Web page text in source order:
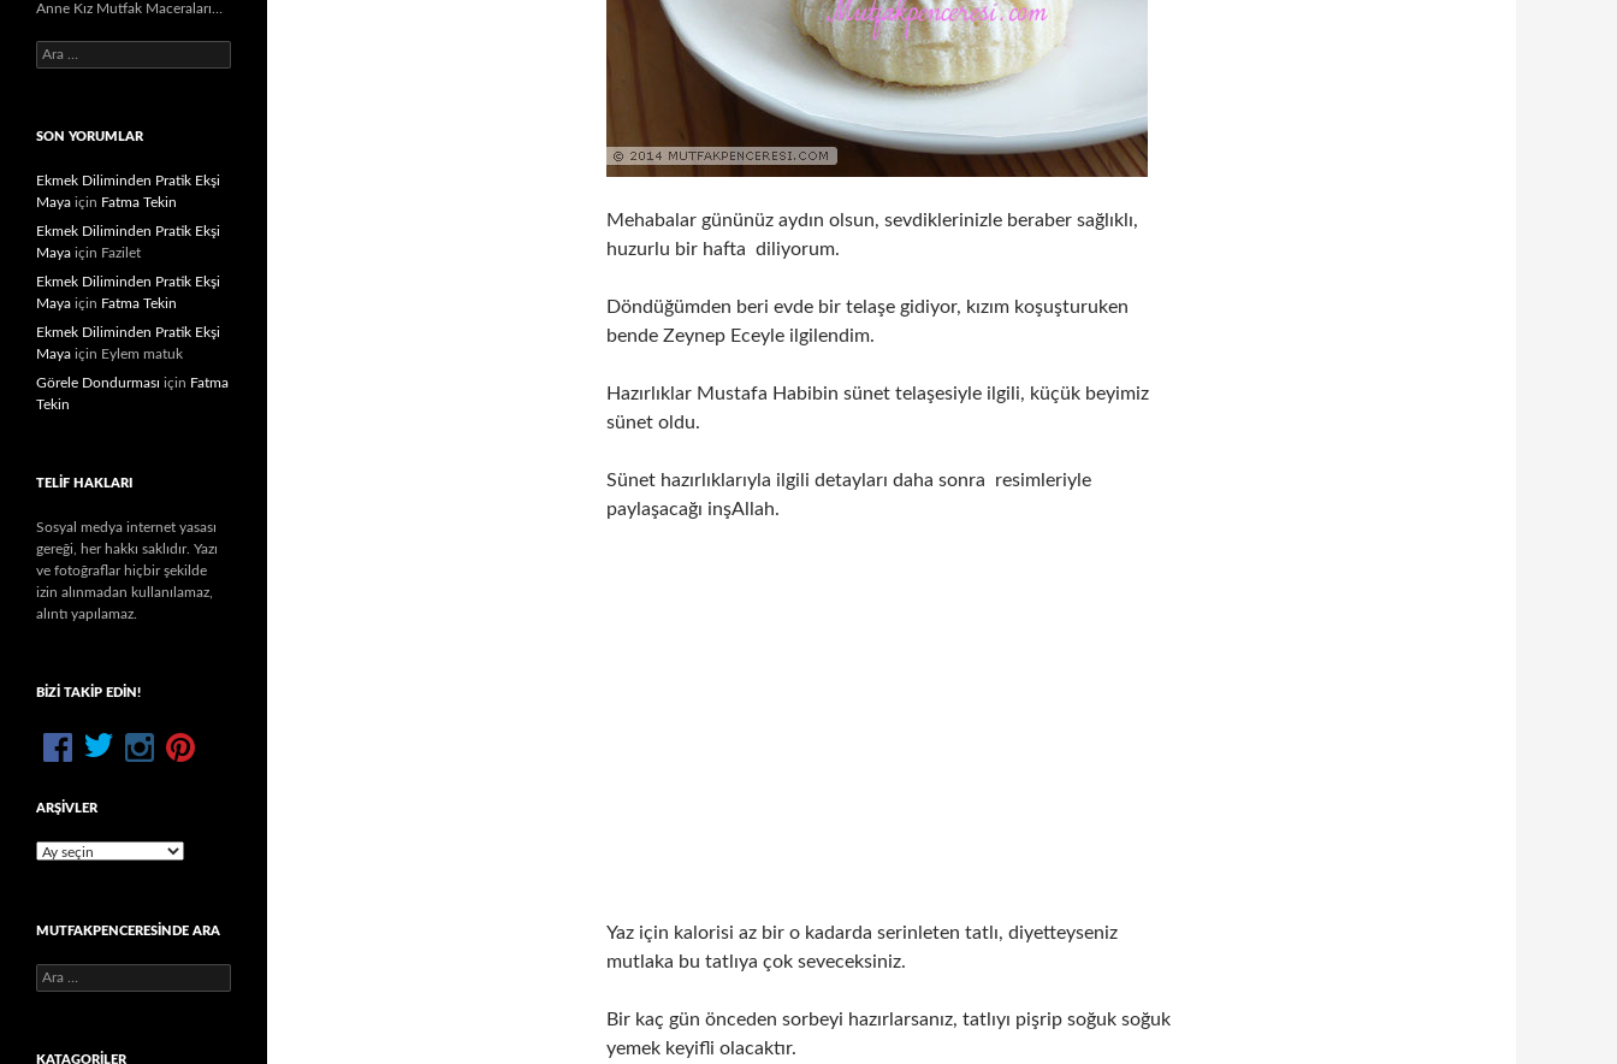
Mehabalar gününüz aydın olsun, sevdiklerinizle beraber sağlıklı,
huzurlu bir hafta diliyorum.
Döndüğümden beri evde bir telaşe gidiyor, kızım koşuşturuken
bende Zeynep Eceyle ilgilendim.
Hazırlıklar Mustafa Habibin sünet telaşesiyle ilgili, küçük beyimiz
sünet oldu.
Sünet hazırlıklarıyla ilgili detayları daha sonra resimleriyle
paylaşacağı inşAllah.
Yaz için kalorisi az bir o kadarda serinleten tatlı, diyetteyseniz
mutlaka bu tatlıya çok seveceksiniz.
Bir kaç gün önceden sorbeyi hazırlarsanız, tatlıyı pişrip soğuk soğuk
yemek keyifli olacaktır.
Anne Kız Mutfak Maceraları…
Arama:
SON YORUMLAR
Ekmek Diliminden Pratik Ekşi
Maya için Fatma Tekin
Ekmek Diliminden Pratik Ekşi
Maya için Fazilet
Ekmek Diliminden Pratik Ekşi
Maya için Fatma Tekin
Ekmek Diliminden Pratik Ekşi
Maya için Eylem matuk
Görele Dondurması için Fatma
Tekin
TELIF HAKLARI
Sosyal medya internet yasası
gereği, her hakkı saklıdır. Yazı
ve fotoğraflar hiçbir şekilde
izin alınmadan kullanılamaz,
alıntı yapılamaz.
BIZI TAKIP EDIN!
ARŞIVLER
Arşivler
MUTFAKPENCERESINDE ARA
Arama:
KATAGORILER